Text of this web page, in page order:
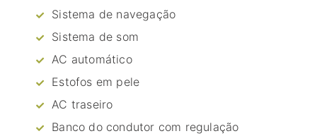
Sistema de navegação
Sistema de som
AC automático
Estofos em pele
AC traseiro
Banco do condutor com regulação